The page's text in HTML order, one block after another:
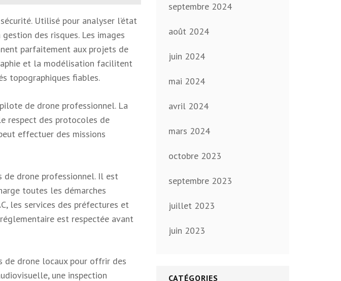
Utilisé pour analyser l’état
des risques. Les images
parfaitement aux projets de
et la modélisation facilitent
topographiques fiables.
de drone professionnel. La
respect des protocoles de
effectuer des missions
de drone professionnel. Il est
toutes les démarches
les services des préfectures et
est respectée avant
de drone locaux pour offrir des
une inspection
septembre 2024
août 2024
juin 2024
mai 2024
avril 2024
mars 2024
octobre 2023
septembre 2023
juillet 2023
juin 2023
CATÉGORIES